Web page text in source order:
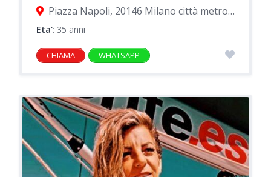
Piazza Napoli, 20146 Milano città metropolitana di Milano, Italia
Eta': 35 anni
CHIAMA WHATSAPP